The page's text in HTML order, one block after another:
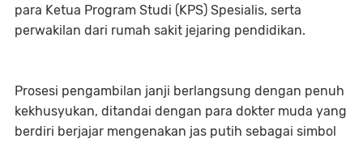
para Ketua Program Studi (KPS) Spesialis, serta
perwakilan dari rumah sakit jejaring pendidikan.
Prosesi pengambilan janji berlangsung dengan penuh
kekhusyukan, ditandai dengan para dokter muda yang
berdiri berjajar mengenakan jas putih sebagai simbol